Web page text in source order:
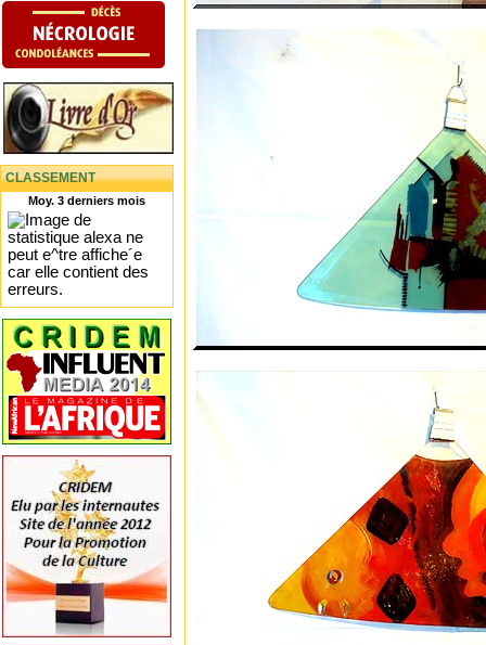
CLASSEMENT
Moy. 3 derniers mois